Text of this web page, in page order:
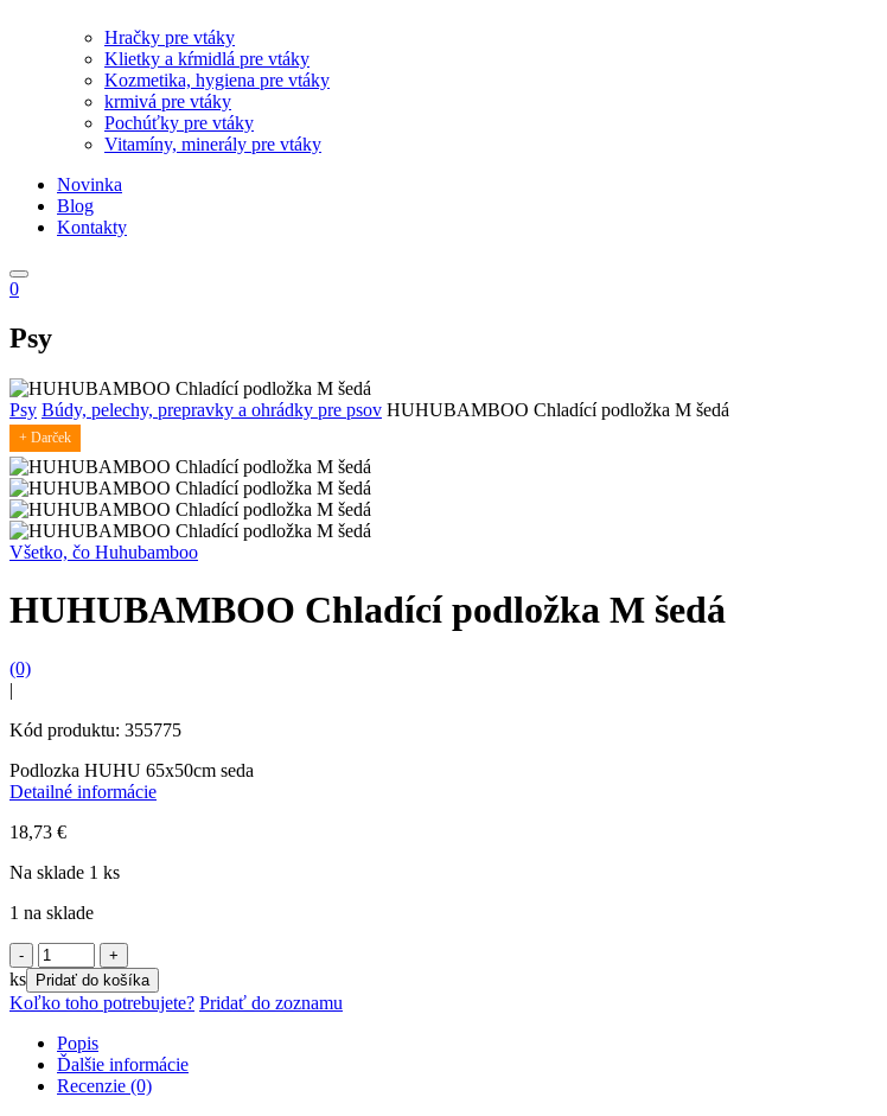
Hračky pre vtáky
Klietky a kŕmidlá pre vtáky
Kozmetika, hygiena pre vtáky
krmivá pre vtáky
Pochúťky pre vtáky
Vitamíny, minerály pre vtáky
Novinka
Blog
Kontakty
0
Psy
Psy Búdy, pelechy, prepravky a ohrádky pre psov HUHUBAMBOO Chladící podložka M šedá
+ Darček
Všetko, čo Huhubamboo
HUHUBAMBOO Chladící podložka M šedá
(0)
|
Kód produktu: 355775
Podlozka HUHU 65x50cm seda
Detailné informácie
18,73 €
Na sklade 1 ks
1 na sklade
množstvo
HUHUBAMBOO
Chladící
podložka
šedá
ks Pridať do košíka
Koľko toho potrebujete? Pridať do zoznamu
Popis
Ďalšie informácie
Recenzie (0)